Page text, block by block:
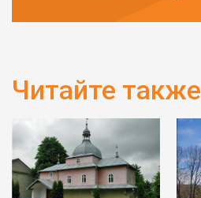
Читайте также